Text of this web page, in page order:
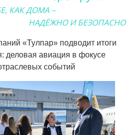
КАК ДОМА –
НАДЁЖНО И БЕЗОПАСНО
«Тулпар» подводит итоги
деловая авиация в фокусе
событий